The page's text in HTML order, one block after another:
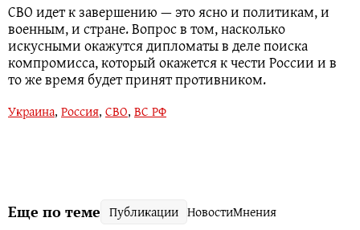
СВО идет к завершению — это ясно и политикам, и
военным, и стране. Вопрос в том, насколько
искусными окажутся дипломаты в деле поиска
компромисса, который окажется к чести России и в
то же время будет принят противником.
Украина, Россия, СВО, ВС РФ
Еще по теме Публикации НовостиМнения